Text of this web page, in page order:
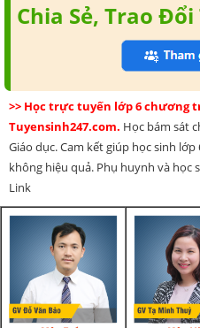
Chia Sẻ, Trao
>> Học trực tuyến lớp 6 chương
Tuyensinh247.com. Học bám sát
Giáo dục. Cam kết giúp học sinh
không hiệu quả. Phụ huynh và học
Link